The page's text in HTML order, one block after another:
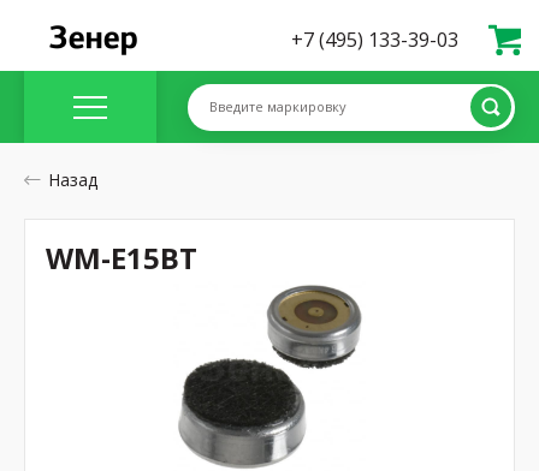
+7 (495) 133-39-03
Введите маркировку
Назад
WM-E15BT